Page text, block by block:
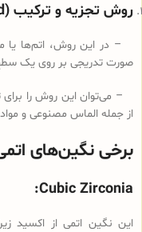
روش تجزیه و ترکیب (Deposition Method):
– در این روش، اتم‌ها یا
صورت تدریجی بر روی یک
– می‌توان این روش را
از جمله الماس مصنوعی و
برخی نگین‌های
Cubic Zirconia:
این نگین اتمی از اکسید